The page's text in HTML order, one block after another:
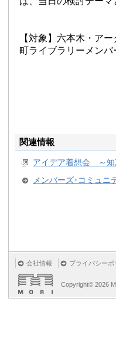
【対象】六本木・ア
町ライブラリーメンバ
関連情報
アイデア着想会 ～
メンバーズ･コミュニ
会社情報 プライバシーポ
Copyright© 2026